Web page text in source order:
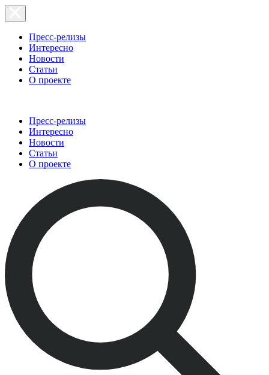
Пресс-релизы
Интересно
Новости
Статьи
О проекте
Пресс-релизы
Интересно
Новости
Статьи
О проекте